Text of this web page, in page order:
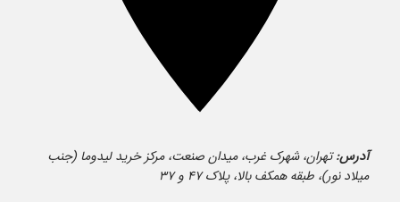
آدرس:تهران، شهرک غرب، میدان صنعت، مرکز خرید لیدوما (جنب
میلاد نور)، طبقه همکف بالا، پلاک ۴۷ و ۳۷